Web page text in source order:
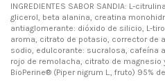
INGREDIENTES SABOR SANDIA: L-
glicerol, beta alanina, creatina
antiaglomerante: dióxido de silicio, L-
aroma, citrato de potasio, corrector de
sodio, edulcorante: sucralosa, cafeína
rojo de remolacha, citrato de magnesio
BioPerine® (Piper nigrum L., fruto) 95%